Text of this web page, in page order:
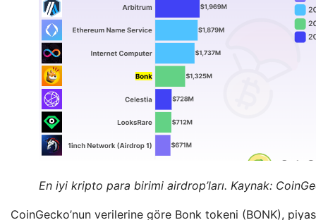
En iyi kripto para birimi airdrop’ları. Kaynak:
CoinGecko’nun verilerine göre Bonk tokeni (BONK),